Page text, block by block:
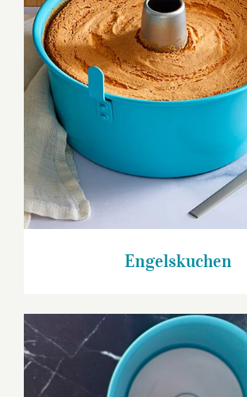
Engelskuchen
Engelskuchen